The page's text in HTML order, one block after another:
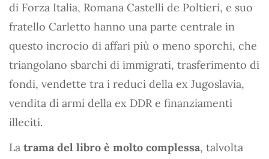
di Forza Italia, Romana Castelli de Poltieri, e suo
fratello Carletto hanno una parte centrale in
questo incrocio di affari più o meno sporchi, che
triangolano sbarchi di immigrati, trasferimento di
fondi, vendette tra i reduci della ex Jugoslavia,
vendita di armi della ex DDR e finanziamenti
illeciti.
La trama del libro è molto complessa, talvolta